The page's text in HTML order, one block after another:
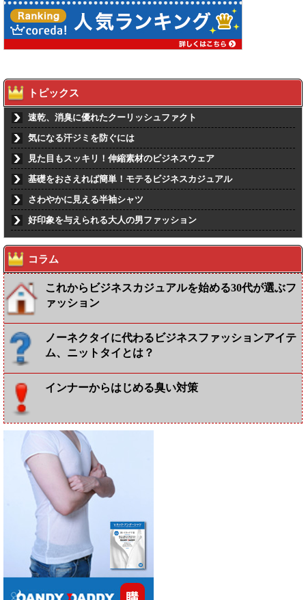
トピックス
速乾、消臭に優れたクーリッシュファクト
気になる汗ジミを防ぐには
見た目もスッキリ！伸縮素材のビジネスウェア
基礎をおさえれば簡単！モテるビジネスカジュアル
さわやかに見える半袖シャツ
好印象を与えられる大人の男ファッション
コラム
これからビジネスカジュアルを始める30代が選ぶフ
ァッション
ノーネクタイに代わるビジネスファッションアイテ
ム、ニットタイとは？
インナーからはじめる臭い対策